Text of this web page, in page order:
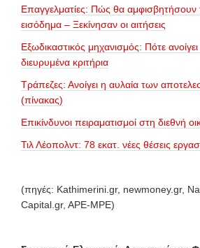
Επαγγελματίες: Πώς θα αμφισβητήσουν
εισόδημα – Ξεκίνησαν οι αιτήσεις
Εξωδικαστικός μηχανισμός: Πότε
διευρυμένα κριτήρια
Τράπεζες: Ανοίγει η αυλαία των
(πίνακας)
Επικίνδυνοι πειραματισμοί στη διεθνή
Τιλ Λέοπολντ: 78 εκατ. νέες θέσεις
(πηγές: Kathimerini.gr, newmoney.gr,
Capital.gr, APE-MPE)